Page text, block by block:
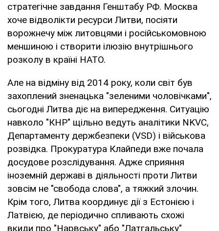
стратегічне завдання Генштабу РФ. Москва
хоче відволікти ресурси Литви, посіяти
ворожнечу між литовцями і російськомовною
меншиною і створити ілюзію внутрішнього
розколу в країні НАТО.
Але на відміну від 2014 року, коли світ був
захоплений зненацька "зеленими чоловічками",
сьогодні Литва діє на випередження. Ситуацію
навколо "КНР" щільно ведуть аналітики NKVC,
Департаменту держбезпеки (VSD) і військова
розвідка. Прокуратура Клайпеди вже почала
досудове розслідування. Адже сприяння
іноземній державі в діяльності проти Литви
зовсім не "свобода слова", а тяжкий злочин.
Крім того, Литва координує дії з Естонією і
Латвією, де періодично спливають схожі
вкиди про "Нарвську" або "Латгальську"